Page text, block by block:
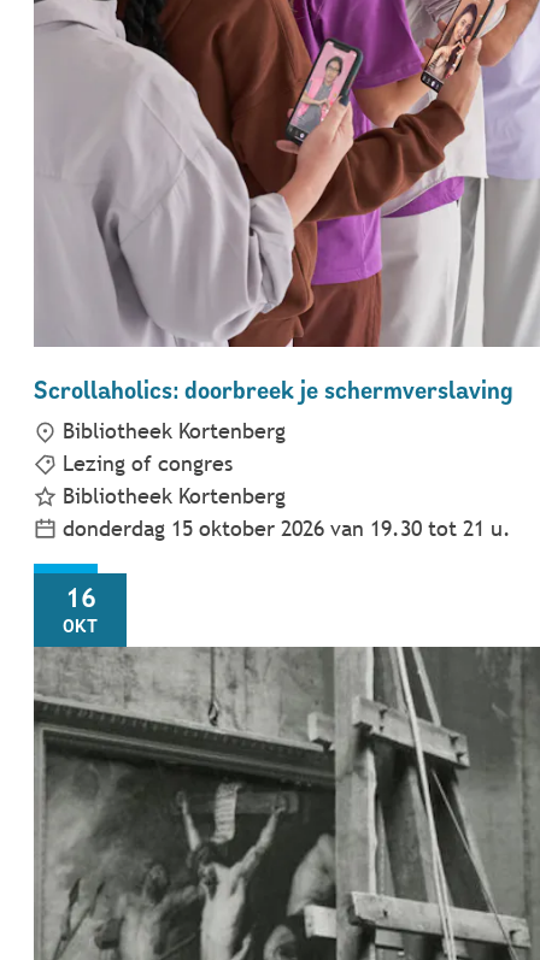
Scrollaholics: doorbreek je schermverslaving
Bibliotheek Kortenberg
Lezing of congres
Bibliotheek Kortenberg
donderdag 15 oktober 2026 van 19.30 tot 21 u.
VR16
OKT
Kunst voor das Reich. Op zoek naar de